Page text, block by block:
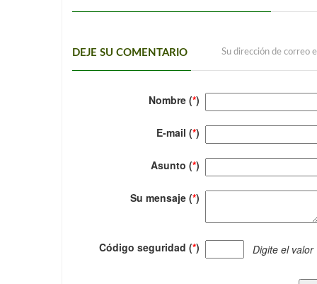
DEJE SU COMENTARIO Su dirección de correo
Nombre (*)
E-mail (*)
Asunto (*)
Su mensaje (*)
Código seguridad (*) Digite el valor